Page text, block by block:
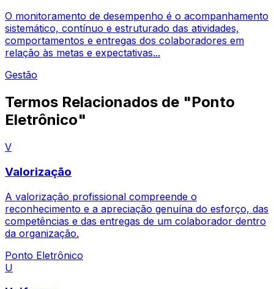
O monitoramento de desempenho é o acompanhamento
sistemático, contínuo e estruturado das atividades,
comportamentos e entregas dos colaboradores em
relação às metas e expectativas...
Gestão
Termos Relacionados de "Ponto
Eletrônico"
V
Valorização
A valorização profissional compreende o
reconhecimento e a apreciação genuína do esforço, das
competências e das entregas de um colaborador dentro
da organização.
Ponto Eletrônico
U